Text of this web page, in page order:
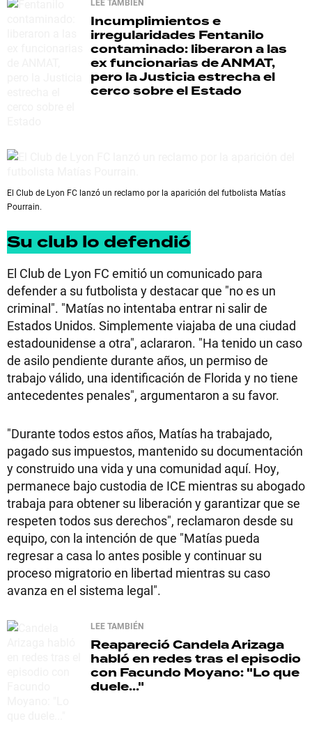
Incumplimientos e
irregularidades Fentanilo
contaminado: liberaron a las
ex funcionarias de ANMAT,
pero la Justicia estrecha el
cerco sobre el Estado
El Club de Lyon FC lanzó un reclamo por la aparición del futbolista Matías
Pourrain.
Su club lo defendió
El Club de Lyon FC emitió un comunicado para
defender a su futbolista y destacar que "no es un
criminal". "Matías no intentaba entrar ni salir de
Estados Unidos. Simplemente viajaba de una ciudad
estadounidense a otra", aclararon. "Ha tenido un caso
de asilo pendiente durante años, un permiso de
trabajo válido, una identificación de Florida y no tiene
antecedentes penales", argumentaron a su favor.
"Durante todos estos años, Matías ha trabajado,
pagado sus impuestos, mantenido su documentación
y construido una vida y una comunidad aquí. Hoy,
permanece bajo custodia de ICE mientras su abogado
trabaja para obtener su liberación y garantizar que se
respeten todos sus derechos", reclamaron desde su
equipo, con la intención de que "Matías pueda
regresar a casa lo antes posible y continuar su
proceso migratorio en libertad mientras su caso
avanza en el sistema legal".
LEE TAMBIÉN
ReaparecióCandela Arizaga
habló en redes tras el episodio
con Facundo Moyano: "Lo que
duele..."